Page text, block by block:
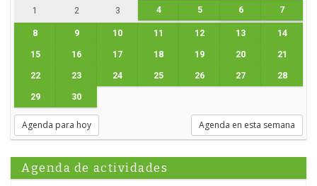
1 2 3 4 5 6 7
8 9 10 11 12 13 14
15 16 17 18 19 20 21
22 23 24 25 26 27 28
29 30
Agenda para hoy Agenda en esta semana
Agenda de actividades